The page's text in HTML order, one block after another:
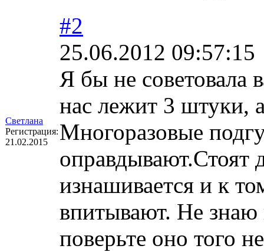
Светлана
Регистрация:
21.02.2015
#2
25.06.2012 09:57:15
Я бы не советовала
нас лежит 3 штуки,
Многоразовые
оправдывают.Стоят
изнашивается и к
впитывают. Не знаю
поверьте оно того